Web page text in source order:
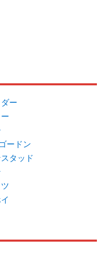
ー
ードン
タッド